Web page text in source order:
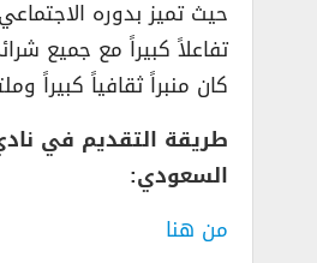
حيث تميز بدوره
تفاعلاً كبيراً مع جميع
كان منبراً ثقافياً كبيراً
طريقة التقديم في
السعودي:
من هنا